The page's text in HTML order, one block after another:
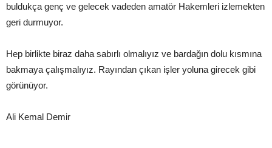
buldukça genç ve gelecek vadeden amatör Hakemleri izlemekten
geri durmuyor.
Hep birlikte biraz daha sabırlı olmalıyız ve bardağın dolu kısmına
bakmaya çalışmalıyız. Rayından çıkan işler yoluna girecek gibi
görünüyor.
Ali Kemal Demir